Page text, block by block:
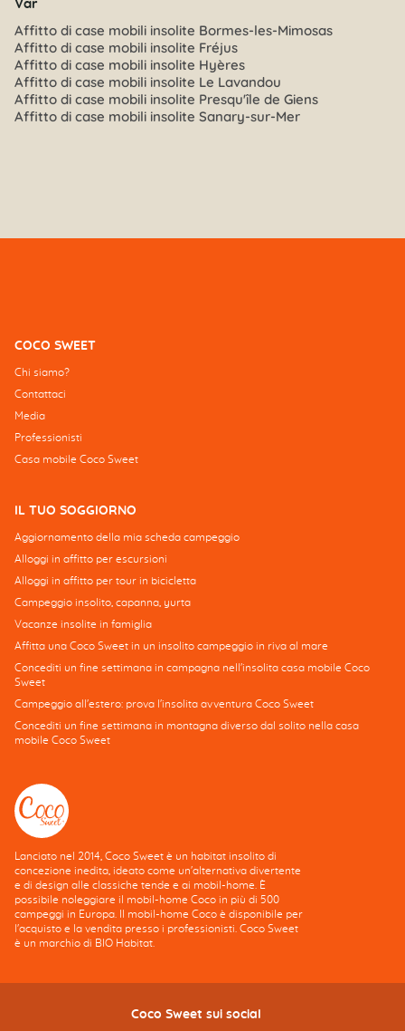
Var
Affitto di case mobili insolite Bormes-les-Mimosas
Affitto di case mobili insolite Fréjus
Affitto di case mobili insolite Hyères
Affitto di case mobili insolite Le Lavandou
Affitto di case mobili insolite Presqu'île de Giens
Affitto di case mobili insolite Sanary-sur-Mer
COCO SWEET
Chi siamo?
Contattaci
Media
Professionisti
Casa mobile Coco Sweet
IL TUO SOGGIORNO
Aggiornamento della mia scheda campeggio
Alloggi in affitto per escursioni
Alloggi in affitto per tour in bicicletta
Campeggio insolito, capanna, yurta
Vacanze insolite in famiglia
Affitta una Coco Sweet in un insolito campeggio in riva al mare
Concediti un fine settimana in campagna nell'insolita casa mobile Coco
Sweet
Campeggio all'estero: prova l'insolita avventura Coco Sweet
Concediti un fine settimana in montagna diverso dal solito nella casa
mobile Coco Sweet
Lanciato nel 2014, Coco Sweet è un habitat insolito di
concezione inedita, ideato come un'alternativa divertente
e di design alle classiche tende e ai mobil-home. È
possibile noleggiare il mobil-home Coco in più di 500
campeggi in Europa. Il mobil-home Coco è disponibile per
l'acquisto e la vendita presso i professionisti. Coco Sweet
è un marchio di BIO Habitat.
Coco Sweet sui social